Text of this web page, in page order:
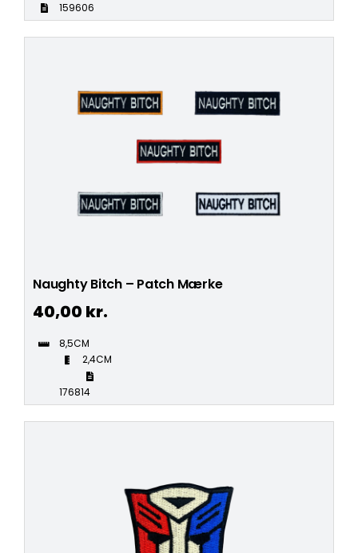
159606
Naughty Bitch – Patch Mærke
40,00 kr.
8,5CM
2,4CM
176814